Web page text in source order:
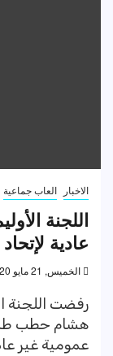
الاخبار العاب جماعية
اللجنة
عادية
الخميس, 21 مايو 2020, 8:06 م
رفضت اللجنة
هشام حطب طلب
عمومية غير عادية